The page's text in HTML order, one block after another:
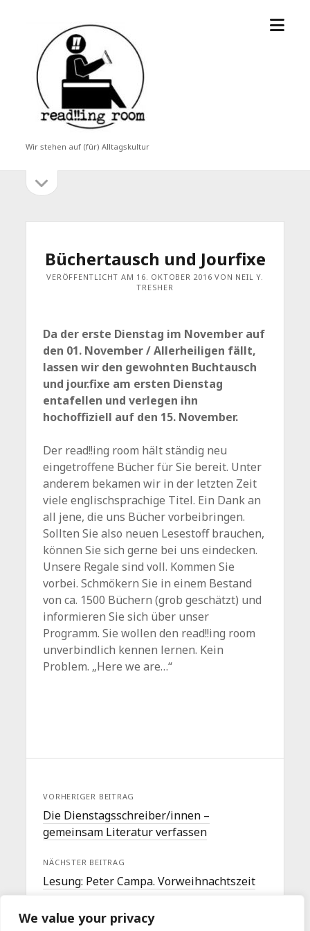
We value your privacy
read!!ing
room
Wir stehen auf (für) Alltagskultur
Menü
Seitenleiste
öffnen
Büchertausch und Jourfixe
VERÖFFENTLICHT AM 16. OKTOBER 2016 VON NEIL Y.
TRESHER
Da der erste Dienstag im November auf
den 01. November / Allerheiligen fällt,
lassen wir den gewohnten Buchtausch
und jour.fixe am ersten Dienstag
entafellen und verlegen ihn
hochoffiziell auf den 15. November.
Der read!!ing room hält ständig neu
eingetroffene Bücher für Sie bereit. Unter
anderem bekamen wir in der letzten Zeit
viele englischsprachige Titel. Ein Dank an
all jene, die uns Bücher vorbeibringen.
Sollten Sie also neuen Lesestoff brauchen,
können Sie sich gerne bei uns eindecken.
Unsere Regale sind voll. Kommen Sie
vorbei. Schmökern Sie in einem Bestand
von ca. 1500 Büchern (grob geschätzt) und
informieren Sie sich über unser
Programm. Sie wollen den read!!ing room
unverbindlich kennen lernen. Kein
Problem. „Here we are…“
VORHERIGER BEITRAG
Die Dienstagsschreiber/innen –
gemeinsam Literatur verfassen
NÄCHSTER BEITRAG
Lesung: Peter Campa. Vorweihnachtszeit